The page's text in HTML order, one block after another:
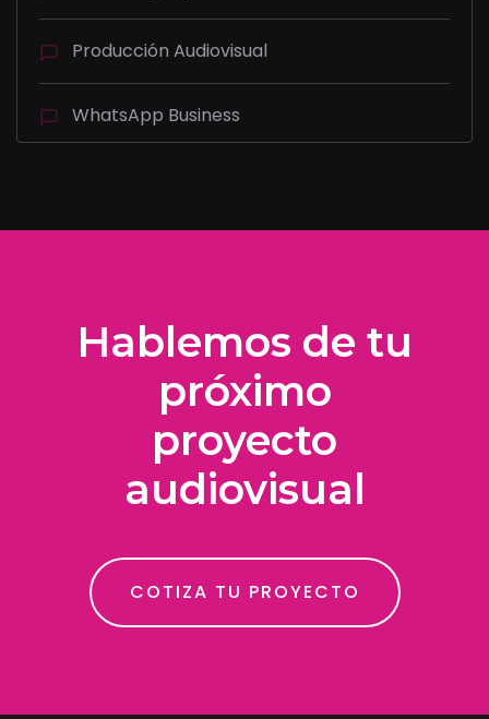
Producción Audiovisual
WhatsApp Business
Hablemos de tu
próximo
proyecto
audiovisual
COTIZA TU PROYECTO